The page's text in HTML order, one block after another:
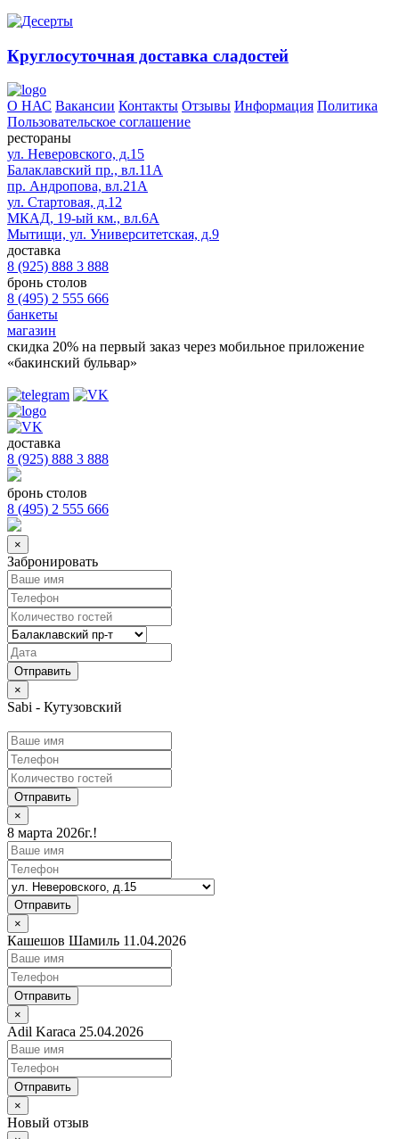
Круглосуточная доставка сладостей
О НАС Вакансии Контакты Отзывы Информация Политика
Пользовательское соглашение
рестораны
ул. Неверовского, д.15
Балаклавский пр., вл.11А
пр. Андропова, вл.21А
ул. Стартовая, д.12
МКАД, 19-ый км., вл.6А
Мытищи, ул. Университетская, д.9
доставка
8 (925) 888 3 888
бронь столов
8 (495) 2 555 666
банкеты
магазин
скидка 20% на первый заказ через мобильное приложение
«бакинский бульвар»
доставка
8 (925) 888 3 888
бронь столов
8 (495) 2 555 666
×
Забронировать
×
Sabi - Кутузовский
Отправить
×
8 марта 2026г.!
Отправить
×
Кашешов Шамиль 11.04.2026
Отправить
×
Adil Karaca 25.04.2026
Отправить
×
Новый отзыв